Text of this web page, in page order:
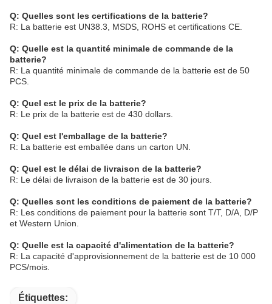
Q: Quelles sont les certifications de la batterie?
R: La batterie est UN38.3, MSDS, ROHS et certifications CE.
Q: Quelle est la quantité minimale de commande de la
batterie?
R: La quantité minimale de commande de la batterie est de 50
PCS.
Q: Quel est le prix de la batterie?
R: Le prix de la batterie est de 430 dollars.
Q: Quel est l'emballage de la batterie?
R: La batterie est emballée dans un carton UN.
Q: Quel est le délai de livraison de la batterie?
R: Le délai de livraison de la batterie est de 30 jours.
Q: Quelles sont les conditions de paiement de la batterie?
R: Les conditions de paiement pour la batterie sont T/T, D/A, D/P
et Western Union.
Q: Quelle est la capacité d'alimentation de la batterie?
R: La capacité d'approvisionnement de la batterie est de 10 000
PCS/mois.
Étiquettes: